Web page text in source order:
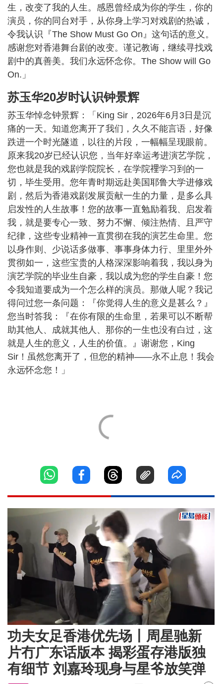
生，改变了我的人生。感恩曾经成为你的学生，你的
演员，你的同台对手，从你身上学习对戏剧的热诚，
令我认识『The Show Must Go On』这句话的意义。
感谢您对香港舞台剧的改变。谨记教诲，继续寻找戏
剧中的真善美。我们永远怀念你。The Show will Go
On.」
苏玉华20岁时认识钟景辉
苏玉华悼念钟景辉：「King Sir，2026年6月3日是沉
痛的一天。知道您离开了我们，久久不能言语，好像
跌进一个时光隧道，以往的片段，一幅幅呈现眼前。
原来我20岁已经认识您，当年好幸运考进演艺学院，
您也就是我的戏剧学院院长，在学院𥚃学习到的一
切，毕生受用。您年青时期远赴美国耶鲁大学进修戏
剧，然后为香港戏剧发展贡献一生的力量，是多么具
启发性的人生故事！您的故事一直勉励着我、启发着
我，就是要专心一致、努力不懈、倾注热情、且严守
纪律，这些专业精神一直贯彻在我的演艺生命里。您
以身作则、少说话多做事、事事身体力行、里里外外
贯彻如一，这些宝贵的人格深深影响着我，我以身为
演艺学院的毕业生自豪，我以成为您的学生自豪！您
令我知道要成为一个怎么样的演员。那做人呢？我记
得问过您一条问题：『你觉得人生的意义是甚么？』
您当时答我：『在你有限的生命里，若果可以不断帮
助其他人、成就其他人、那你的一生也没有白过，这
就是人生的意义，人生的价值。』谢谢您，King
Sir！虽然您离开了，但您的精神——永不止息！我会
永远怀念您！」
Loaded
8.10%
功夫女足香港优先场丨周星驰新
片冇广东话版本 揭彩蛋存港版独
有细节 刘嘉玲现身与星爷放笑弹